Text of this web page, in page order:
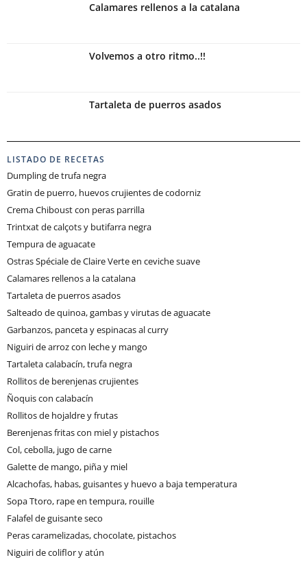
Calamares rellenos a la catalana
Volvemos a otro ritmo..!!
Tartaleta de puerros asados
LISTADO DE RECETAS
Dumpling de trufa negra
Gratin de puerro, huevos crujientes de codorniz
Crema Chiboust con peras parrilla
Trintxat de calçots y butifarra negra
Tempura de aguacate
Ostras Spéciale de Claire Verte en ceviche suave
Calamares rellenos a la catalana
Tartaleta de puerros asados
Salteado de quinoa, gambas y virutas de aguacate
Garbanzos, panceta y espinacas al curry
Niguiri de arroz con leche y mango
Tartaleta calabacín, trufa negra
Rollitos de berenjenas crujientes
Ñoquis con calabacín
Rollitos de hojaldre y frutas
Berenjenas fritas con miel y pistachos
Col, cebolla, jugo de carne
Galette de mango, piña y miel
Alcachofas, habas, guisantes y huevo a baja temperatura
Sopa Ttoro, rape en tempura, rouille
Falafel de guisante seco
Peras caramelizadas, chocolate, pistachos
Niguiri de coliflor y atún